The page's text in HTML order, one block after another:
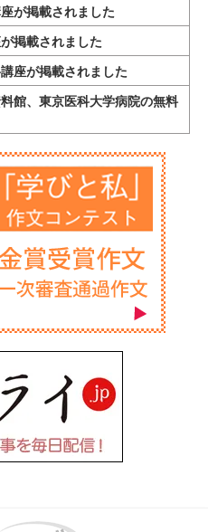
が掲載されました
掲載されました
座が掲載されました
館、東京医科大学病院の無料